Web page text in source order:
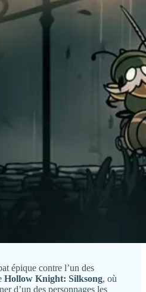
épique contre l’un des
Hollow Knight: Silksong, où
d’un des personnages les